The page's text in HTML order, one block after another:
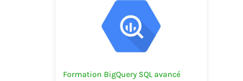
Formation BigQuery SQL avancé